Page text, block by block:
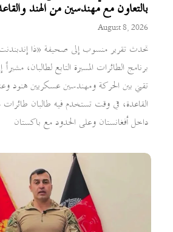
بالتعاون مع مهندسين من الهند
August 8, 2026
تحدث تقرير منسوب إلى صحيفة «ذا
برنامج الطائرات المسيرة التابع لطالبان،
تقني بين الحركة ومهندسين عسكريين هنود
القاعدة، في وقت تستخدم فيه طالبان
داخل أفغانستان وعلى الحدود مع باكستان